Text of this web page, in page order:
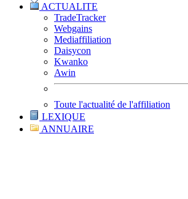
ACTUALITE
TradeTracker
Webgains
Mediaffiliation
Daisycon
Kwanko
Awin
Toute l'actualité de l'affiliation
LEXIQUE
ANNUAIRE